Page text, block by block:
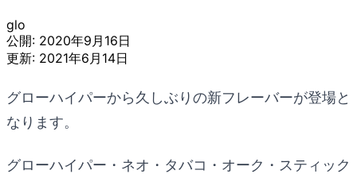
glo
公開: 2020年9月16日
更新: 2021年6月14日
グローハイパーから久しぶりの新フレーバーが登場と
なります。
グローハイパー・ネオ・タバコ・オーク・スティック